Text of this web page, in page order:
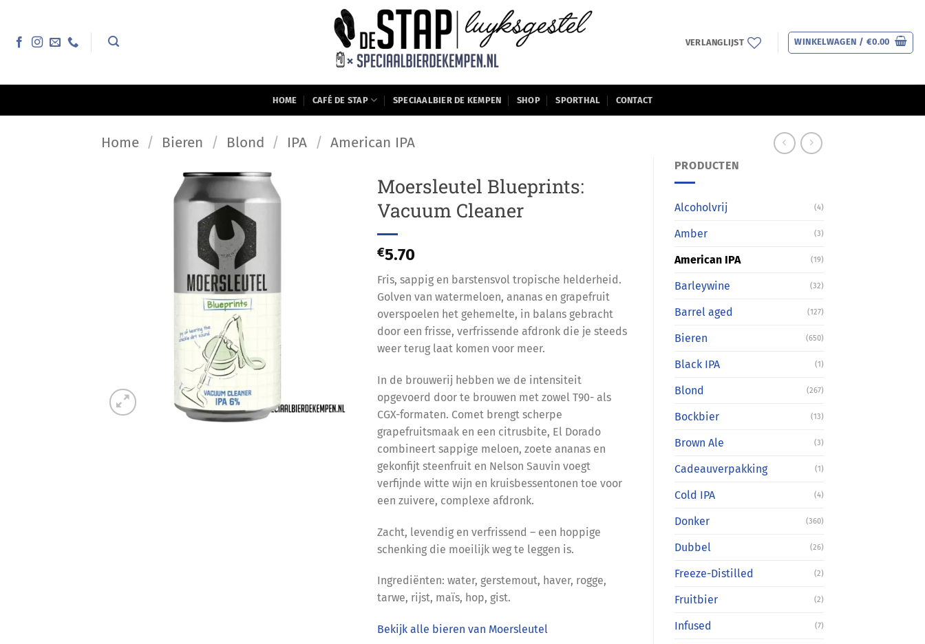
inhoud
VERLANGLIJST WINKELWAGEN / €0.00
HOME CAFÉ DE STAP SPECIAALBIER DE KEMPEN SHOP SPORTHAL CONTACT
Home / Bieren / Blond / IPA / American IPA
PRODUCTEN
Alcoholvrij (4)
Amber (3)
American IPA (19)
Barleywine (32)
Barrel aged (127)
Bieren (650)
Black IPA (1)
Blond (267)
Bockbier (13)
Brown Ale (3)
Cadeauverpakking (1)
Cold IPA (4)
Donker (360)
Dubbel (26)
Freeze-Distilled (2)
Fruitbier (2)
Infused (7)
Moersleutel Blueprints:
Vacuum Cleaner
€5.70
Fris, sappig en barstensvol tropische helderheid.
Golven van watermeloen, ananas en grapefruit
overspoelen het gehemelte, in balans gebracht
door een frisse, verfrissende afdronk die je steeds
weer terug laat komen voor meer.
In de brouwerij hebben we de intensiteit
opgevoerd door te brouwen met zowel T90- als
CGX-formaten. Comet brengt scherpe
grapefruitsmaak en een citrusbite, El Dorado
combineert sappige meloen, zoete ananas en
gekonfijt steenfruit en Nelson Sauvin voegt
verfijnde witte wijn en kruisbessentonen toe voor
een zuivere, complexe afdronk.
Zacht, levendig en verfrissend – een hoppige
schenking die moeilijk weg te leggen is.
Ingrediënten: water, gerstemout, haver, rogge,
tarwe, rijst, maïs, hop, gist.
Bekijk alle bieren van Moersleutel